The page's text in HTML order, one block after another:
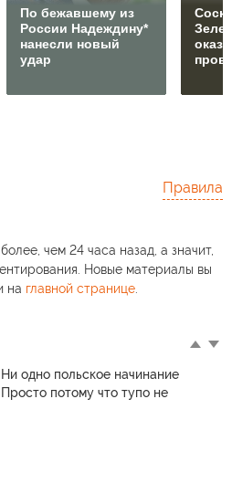
По бежавшему из
России Надеждину*
нанесли новый
удар
Правила
чем 24 часа назад, а значит,
Новые материалы вы
на главной странице.
одно польское начинание
потому что тупо не